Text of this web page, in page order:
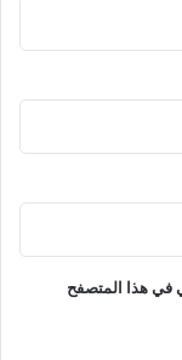
في هذا المتصفح